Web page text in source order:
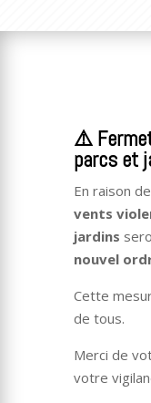
⚠️
parcs et
En raison
vents
jardins
nouvel
Cette
de tous.
Merci de
votre